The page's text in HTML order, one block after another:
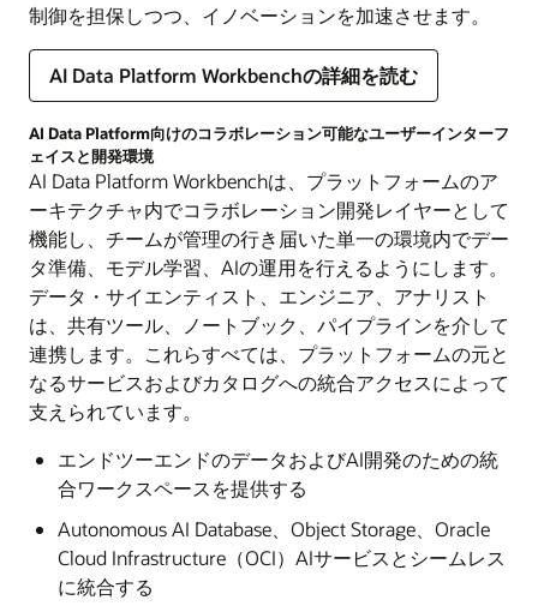
制御を担保しつつ、イノベーションを加速させます。
AI Data Platform Workbenchの詳細を読む
AI Data Platform向けのコラボレーション可能なユーザーインターフ
ェイスと開発環境
AI Data Platform Workbenchは、プラットフォームのア
ーキテクチャ内でコラボレーション開発レイヤーとして
機能し、チームが管理の行き届いた単一の環境内でデー
タ準備、モデル学習、AIの運用を行えるようにします 。
データ・サイエンティスト、エンジニア、アナリスト
は、共有ツール、ノートブック、パイプラインを介して
連携します。これらすべては、プラットフォームの元と
なるサービスおよびカタログへの統合アクセスによって
支えられています 。​
エンドツーエンドのデータおよびAI開発のための統
合ワークスペースを提供する
Autonomous AI Database、Object Storage、Oracle
Cloud Infrastructure（OCI）AIサービスとシームレス
に統合する